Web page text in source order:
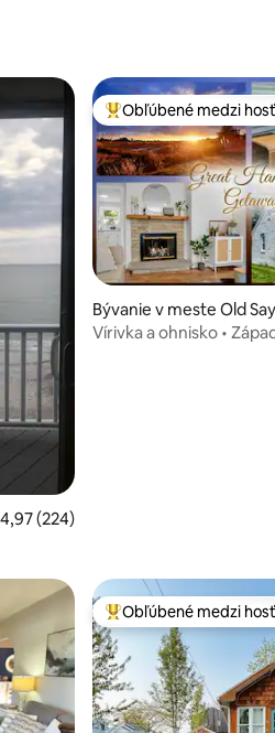
126
ohodnotenie 4,97 z 5,
4,97 (224)
Najobľúbenejšie medzi
Obľúbené medzi
Bývanie v meste Old
Vírivka a ohnisko •
Najobľúbenejšie medzi
Obľúbené medzi